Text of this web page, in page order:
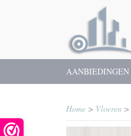
AANBIEDINGEN
Home > Vloeren >